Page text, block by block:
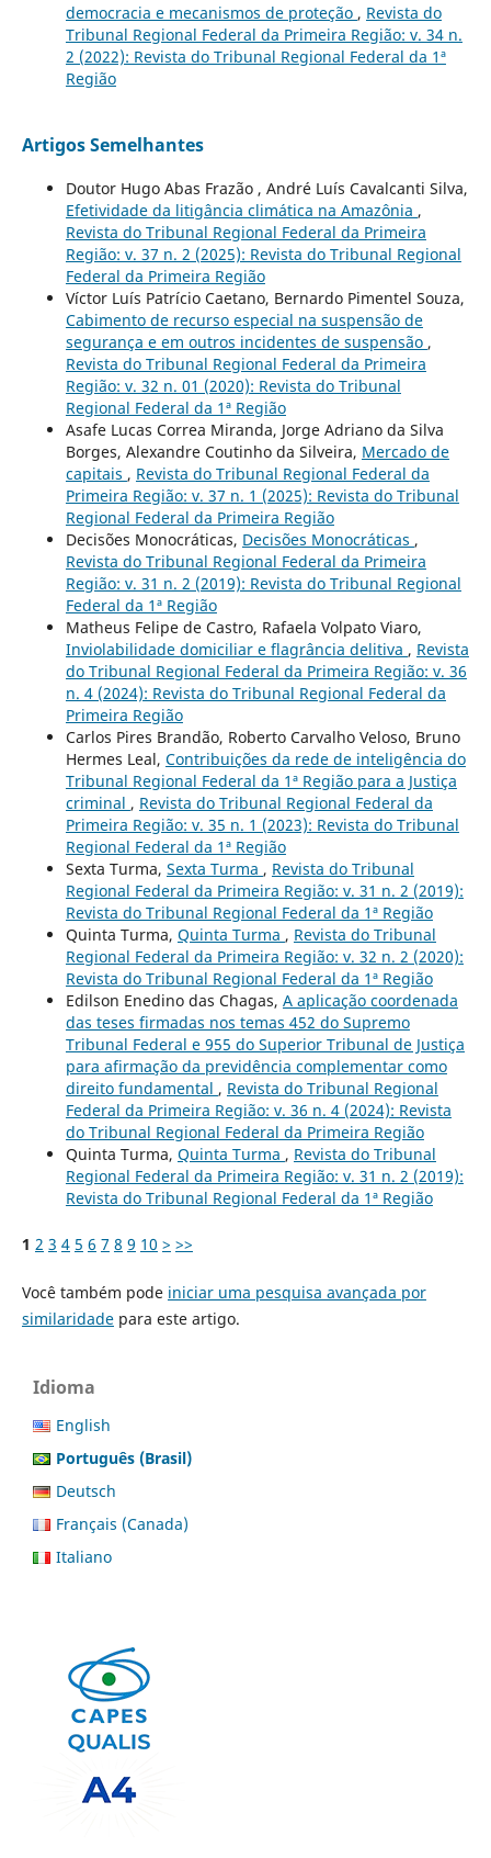
democracia e mecanismos de proteção , Revista do
Tribunal Regional Federal da Primeira Região: v. 34 n.
2 (2022): Revista do Tribunal Regional Federal da 1ª
Região
Artigos Semelhantes
Doutor Hugo Abas Frazão , André Luís Cavalcanti Silva,
Efetividade da litigância climática na Amazônia ,
Revista do Tribunal Regional Federal da Primeira
Região: v. 37 n. 2 (2025): Revista do Tribunal Regional
Federal da Primeira Região
Víctor Luís Patrício Caetano, Bernardo Pimentel Souza,
Cabimento de recurso especial na suspensão de
segurança e em outros incidentes de suspensão ,
Revista do Tribunal Regional Federal da Primeira
Região: v. 32 n. 01 (2020): Revista do Tribunal
Regional Federal da 1ª Região
Asafe Lucas Correa Miranda, Jorge Adriano da Silva
Borges, Alexandre Coutinho da Silveira, Mercado de
capitais , Revista do Tribunal Regional Federal da
Primeira Região: v. 37 n. 1 (2025): Revista do Tribunal
Regional Federal da Primeira Região
Decisões Monocráticas, Decisões Monocráticas ,
Revista do Tribunal Regional Federal da Primeira
Região: v. 31 n. 2 (2019): Revista do Tribunal Regional
Federal da 1ª Região
Matheus Felipe de Castro, Rafaela Volpato Viaro,
Inviolabilidade domiciliar e flagrância delitiva , Revista
do Tribunal Regional Federal da Primeira Região: v. 36
n. 4 (2024): Revista do Tribunal Regional Federal da
Primeira Região
Carlos Pires Brandão, Roberto Carvalho Veloso, Bruno
Hermes Leal, Contribuições da rede de inteligência do
Tribunal Regional Federal da 1ª Região para a Justiça
criminal , Revista do Tribunal Regional Federal da
Primeira Região: v. 35 n. 1 (2023): Revista do Tribunal
Regional Federal da 1ª Região
Sexta Turma, Sexta Turma , Revista do Tribunal
Regional Federal da Primeira Região: v. 31 n. 2 (2019):
Revista do Tribunal Regional Federal da 1ª Região
Quinta Turma, Quinta Turma , Revista do Tribunal
Regional Federal da Primeira Região: v. 32 n. 2 (2020):
Revista do Tribunal Regional Federal da 1ª Região
Edilson Enedino das Chagas, A aplicação coordenada
das teses firmadas nos temas 452 do Supremo
Tribunal Federal e 955 do Superior Tribunal de Justiça
para afirmação da previdência complementar como
direito fundamental , Revista do Tribunal Regional
Federal da Primeira Região: v. 36 n. 4 (2024): Revista
do Tribunal Regional Federal da Primeira Região
Quinta Turma, Quinta Turma , Revista do Tribunal
Regional Federal da Primeira Região: v. 31 n. 2 (2019):
Revista do Tribunal Regional Federal da 1ª Região
1 2 3 4 5 6 7 8 9 10 > >>
Você também pode iniciar uma pesquisa avançada por
similaridadepara este artigo.
Idioma
English
Português (Brasil)
Deutsch
Français (Canada)
Italiano